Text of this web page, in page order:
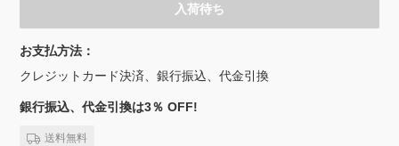
入荷待ち
お支払方法：
クレジットカード決済、銀行振込、代金引換
銀行振込、代金引換は3％ OFF!
送料無料